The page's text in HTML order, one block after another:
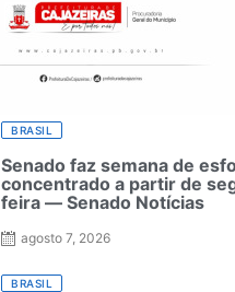
BRASIL
Senado faz semana de
concentrado a partir de
feira — Senado Notícias
agosto 7, 2026
BRASIL